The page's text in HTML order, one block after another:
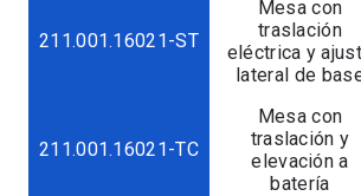
211.001.16021-ST
Mesa con
traslación
eléctrica y
lateral de
211.001.16021-TC
Mesa con
traslación y
elevación a
batería